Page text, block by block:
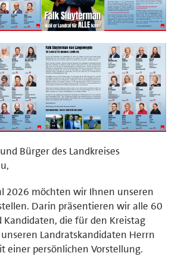
Bürger des Landkreises
2026 möchten wir Ihnen unseren
Darin präsentieren wir alle 60
die für den Kreistag
Landratskandidaten Herrn
einer persönlichen Vorstellung.